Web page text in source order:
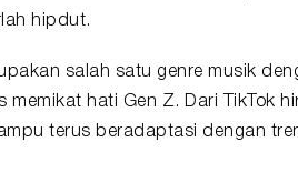
hipdut.
salah satu genre musik
memikat hati Gen Z. Dari TikTok
terus beradaptasi dengan